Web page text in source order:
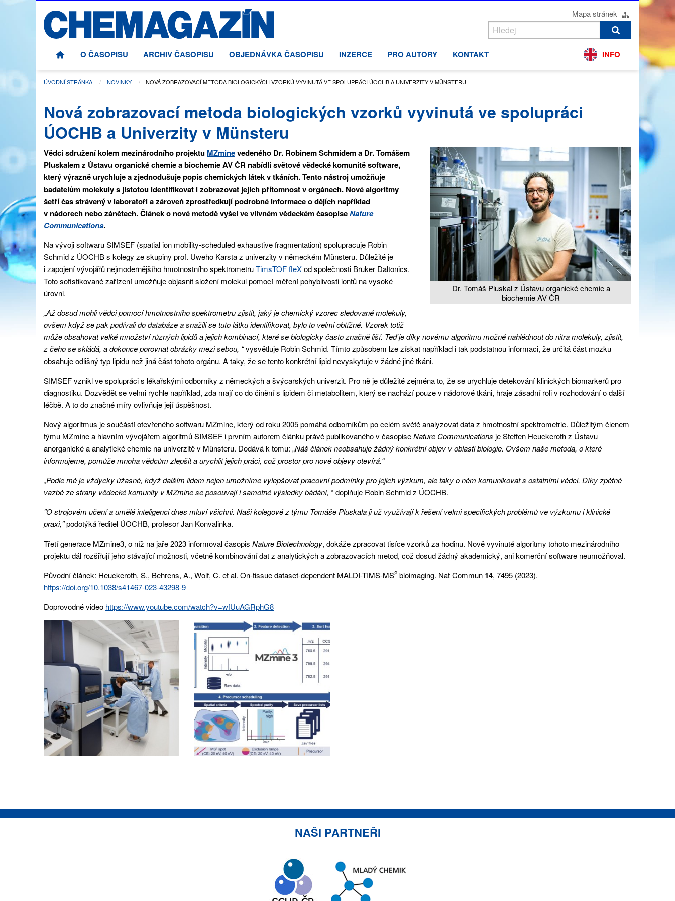
Mapa stránek
O ČASOPISU ARCHIV ČASOPISU OBJEDNÁVKA ČASOPISU INZERCE PRO AUTORY KONTAKT INFO
ÚVODNÍ STRÁNKA NOVINKY AKTUÁLNÍ STRÁNKA:
NOVÁ ZOBRAZOVACÍ METODA BIOLOGICKÝCH VZORKŮ VYVINUTÁ VE SPOLUPRÁCI ÚOCHB A UNIVERZITY V MÜNSTERU
Nová zobrazovací metoda biologických vzorků vyvinutá ve spolupráci
ÚOCHB a Univerzity v Münsteru
Dr. Tomáš Pluskal z Ústavu organické chemie a
biochemie AV ČR
Vědci sdružení kolem mezinárodního projektu MZminevedeného Dr. Robinem Schmidem a Dr. Tomášem
Pluskalem z Ústavu organické chemie a biochemie AV ČR nabídli světové vědecké komunitě software,
který výrazně urychluje a zjednodušuje popis chemických látek v tkáních. Tento nástroj umožňuje
badatelům molekuly s jistotou identifikovat i zobrazovat jejich přítomnost v orgánech. Nové algoritmy
šetří čas strávený v laboratoři a zároveň zprostředkují podrobné informace o dějích například
v nádorech nebo zánětech. Článek o nové metodě vyšel ve vlivném vědeckém časopiseNature
Communications.
Na vývoji softwaru SIMSEF (spatial ion mobility-scheduled exhaustive fragmentation) spolupracuje Robin
Schmid z ÚOCHB s kolegy ze skupiny prof. Uweho Karsta z univerzity v německém Münsteru. Důležité je
i zapojení vývojářů nejmodernějšího hmotnostního spektrometruTimsTOF fleXod společnosti Bruker Daltonics.
Toto sofistikované zařízení umožňuje objasnit složení molekul pomocí měření pohyblivosti iontů na vysoké
úrovni.
„Až dosud mohli vědci pomocí hmotnostního spektrometru zjistit, jaký je chemický vzorec sledované molekuly,
ovšem když se pak podívali do databáze a snažili se tuto látku identifikovat, bylo to velmi obtížné. Vzorek totiž
může obsahovat velké množství různých lipidů a jejich kombinací, které se biologicky často značně liší. Teď je díky novému algoritmu možné nahlédnout do nitra molekuly, zjistit,
z čeho se skládá, a dokonce porovnat obrázky mezi sebou, “vysvětluje Robin Schmid. Tímto způsobem lze získat například i tak podstatnou informaci, že určitá část mozku
obsahuje odlišný typ lipidu než jiná část tohoto orgánu. A taky, že se tento konkrétní lipid nevyskytuje v žádné jiné tkáni.
SIMSEF vznikl ve spolupráci s lékařskými odborníky z německých a švýcarských univerzit. Pro ně je důležité zejména to, že se urychluje detekování klinických biomarkerů pro
diagnostiku. Dozvědět se velmi rychle například, zda mají co do činění s lipidem či metabolitem, který se nachází pouze v nádorové tkáni, hraje zásadní roli v rozhodování o další
léčbě. A to do značné míry ovlivňuje její úspěšnost.
Nový algoritmus je součástí otevřeného softwaru MZmine, který od roku 2005 pomáhá odborníkům po celém světě analyzovat data z hmotnostní spektrometrie. Důležitým členem
týmu MZmine a hlavním vývojářem algoritmů SIMSEF i prvním autorem článku právě publikovaného v časopiseNature Communications je Steffen Heuckeroth z Ústavu
anorganické a analytické chemie na univerzitě v Münsteru. Dodává k tomu: „Náš článek neobsahuje žádný konkrétní objev v oblasti biologie. Ovšem naše metoda, o které
informujeme, pomůže mnoha vědcům zlepšit a urychlit jejich práci, což prostor pro nové objevy otevírá.“
„Podle mě je vždycky úžasné, když dalším lidem nejen umožníme vylepšovat pracovní podmínky pro jejich výzkum, ale taky o něm komunikovat s ostatními vědci. Díky zpětné
vazbě ze strany vědecké komunity v MZmine se posouvají i samotné výsledky bádání, “ doplňuje Robin Schmid z ÚOCHB.
"O strojovém učení a umělé inteligenci dnes mluví všichni. Naši kolegové z týmu Tomáše Pluskala ji už využívají k řešení velmi specifických problémů ve výzkumu i klinické
praxi,"podotýká ředitel ÚOCHB, profesor Jan Konvalinka.
Třetí generace MZmine3, o níž na jaře 2023 informoval časopis Nature Biotechnology, dokáže zpracovat tisíce vzorků za hodinu. Nově vyvinuté algoritmy tohoto mezinárodního
projektu dál rozšiřují jeho stávající možnosti, včetně kombinování dat z analytických a zobrazovacích metod, což dosud žádný akademický, ani komerční software neumožňoval.
Původní článek: Heuckeroth, S., Behrens, A., Wolf, C. et al. On-tissue dataset-dependent MALDI-TIMS-MS2 bioimaging. Nat Commun 14, 7495 (2023).
https://doi.org/10.1038/s41467-023-43298-9
Doprovodné video https://www.youtube.com/watch?v=wfUuAGRphG8
NAŠI PARTNEŘI